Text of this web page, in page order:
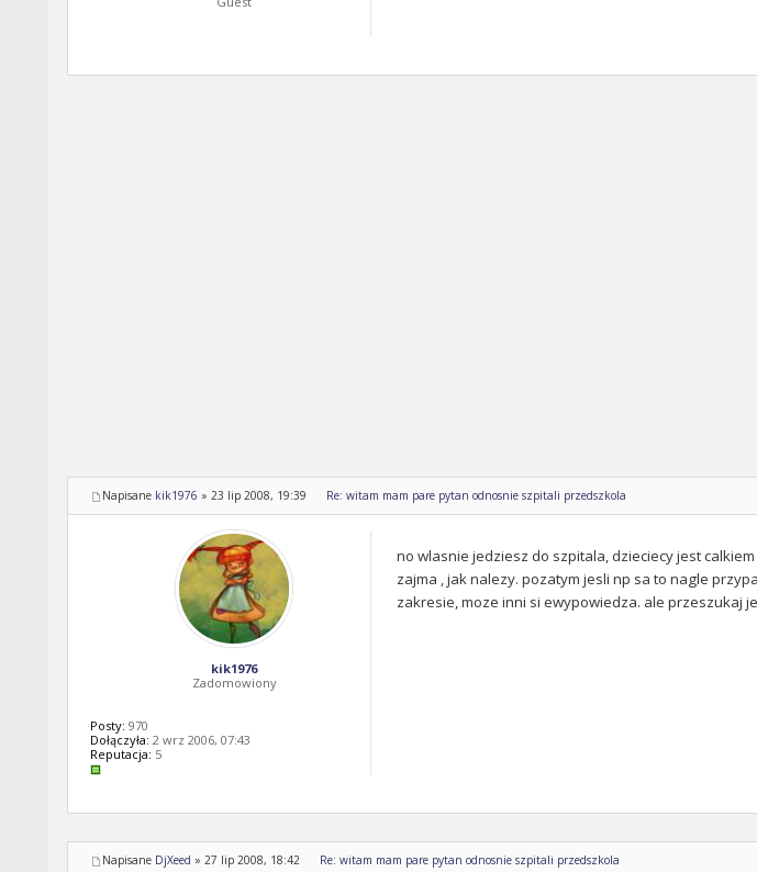
Napisane kik1976 » 23 lip 2008, 19:39 Re: witam mam pare pytan odnosnie szpitali przedszkola
no wlasnie jedziesz do szpitala, dzieciecy jest
zajma , jak nalezy. pozatym jesli np sa to nagle
zakresie, moze inni si ewypowiedza. ale przeszukaj
kik1976
Zadomowiony
Posty: 970
Dołączyła: 2 wrz 2006, 07:43
Reputacja: 5
Napisane DjXeed » 27 lip 2008, 18:42 Re: witam mam pare pytan odnosnie szpitali przedszkola